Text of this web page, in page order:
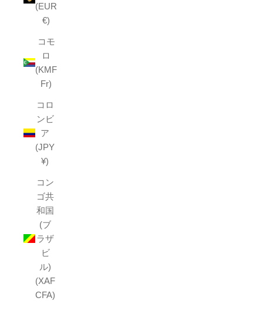
(EUR
€)
コモ
ロ
(KMF
Fr)
コロ
ンビ
ア
(JPY
¥)
コン
ゴ共
和国
(ブ
ラザ
ビ
ル)
(XAF
CFA)